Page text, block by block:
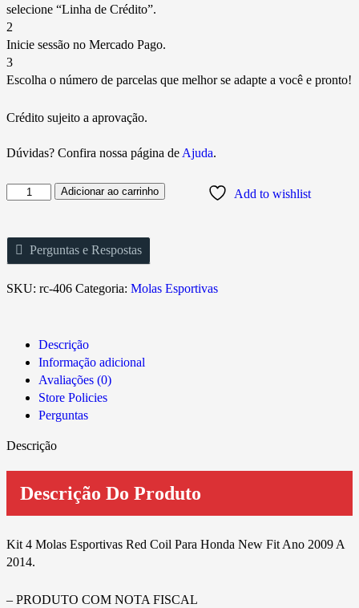
selecione “Linha de Crédito”.
2
Inicie sessão no Mercado Pago.
3
Escolha o número de parcelas que melhor se adapte a você e pronto!
Crédito sujeito a aprovação.
Dúvidas? Confira nossa página de Ajuda.
Adicionar ao carrinho Add to wishlist
Perguntas e Respostas
SKU: rc-406 Categoria: Molas Esportivas
Descrição
Informação adicional
Avaliações (0)
Store Policies
Perguntas
Descrição
Descrição Do Produto
Kit 4 Molas Esportivas Red Coil Para Honda New Fit Ano 2009 A
2014.
– PRODUTO COM NOTA FISCAL